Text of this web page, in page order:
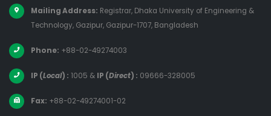
Mailing Address: Registrar, Dhaka University of Engineering &
Technology, Gazipur, Gazipur-1707, Bangladesh
Phone: +88-02-49274003
IP (Local) : 1005 & IP (Direct) : 09666-328005
Fax: +88-02-49274001-02